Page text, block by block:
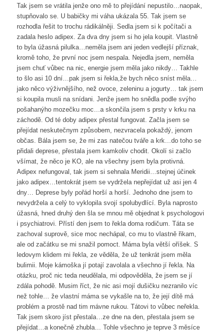
Tak jsem se vrátila jenže ono mě to přejídání nepustilo…naopak,
stupňovalo se. U babičky mi váha ukázala 55. Tak jsem se
rozhodla řešit to trochu rádikálněji. Sedla jsem si k počítači a
zadala heslo adipex. Za dva dny jsem si ho jela koupit. Vlastně
to byla úžasná pilulka…neměla jsem ani jeden vedlejší příznak,
kromě toho, že první noc jsem nespala. Nejedla jsem, neměla
jsem chuť vůbec na nic, energie jsem měla jako nikdy… Takhle
to šlo asi 10 dní…pak jsem si řekla,že bych něco sníst měla…
jako něco výživnějšího, než ovoce, zeleninu a jogurty… tak jsem
si koupila musli na snídani. Jenže jsem ho snědla podle svýho
pošahanýho mozečku moc…a skončila jsem s prsty v krku na
záchodě. Od té doby adipex přestal fungovat. Začla jsem se
přejídat neskutečnym způsobem, nezvracela pokaždý, jenom
občas. Bála jsem se, že mi zas natečou tváře a krk…do toho se
přidali deprese, přestala jsem kamkoliv chodit. Okolí si začlo
všímat, že něco je KO, ale na všechny jsem byla protivná.
Adipex nefungoval, tak jsem si sehnala Meridii…stejnej účinek
jako adipex…tentokrát jsem se vydržela nepřejídat už asi jen 4
dny… Deprese byly pořád horší a horší. Jednoho dne jsem to
nevydržela a celý to vyklopila svojí spolubydlící. Byla naprosto
úžasná, hned druhý den šla se mnou mě objednat k psychologovi
i psychiatrovi. Přístí den jsem to řekla doma rodičum. Táta se
zachoval suprově, sice moc nechápal, co mu to vlastně řikam,
ale od začátku se mi snažil pomoct. Máma byla větší oříšek. S
ledovym klidem mi řekla, ze věděla, že už tenkrát jsem měla
bulimii. Moje kámoška jí potají zavolala a všechno jí řekla. Na
otázku, proč nic teda neudělala, mi odpověděla, že jsem se jí
zdála pohodě. Musim říct, že nic asi mojí dušičku nezranilo víc
než tohle… že vlastní máma se vykašle na to, že její dítě má
problém a prostě nad tim mávne rukou. Tátovi to vůbec neřekla.
Tak jsem skoro jíst přestala…ze dne na den, přestala jsem se
přejídat…a konečně zhubla… Tohle všechno je teprve 3 měsíce